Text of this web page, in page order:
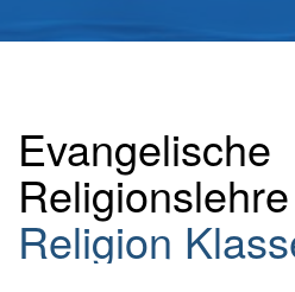
Evangelische
Religion